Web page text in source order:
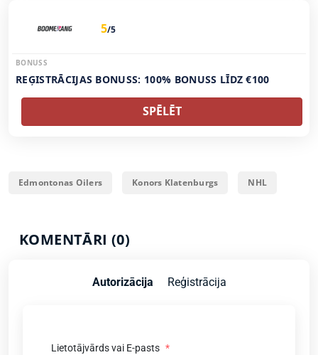
5/5
BONUSS
REĢISTRĀCIJAS BONUSS: 100% BONUSS LĪDZ €100
SPĒLĒT
Edmontonas Oilers Konors Klatenburgs NHL
KOMENTĀRI (0)
Autorizācija Reģistrācija
Lietotājvārds vai E-pasts *